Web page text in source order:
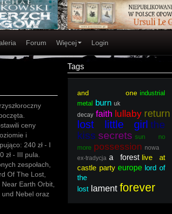
Forum Więcej Login
ceny
i
240 zł - I
zł - III pula.
zespołach,
Of The Lost,
Earth Orbit,
Nebel oraz
Tags
and one industrial
metal burn uk
decay faith lullaby return
lost little girl the
kiss secrets sun no
more possession nowa
ex-tradycja a forest live at
castle party europe lord of
the
lost lament forever